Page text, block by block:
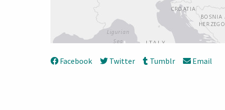
Facebook Twitter Tumblr Email